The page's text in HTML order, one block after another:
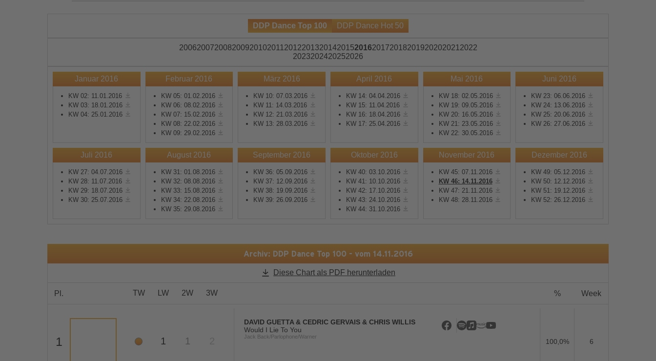
Aktivitäten sammeln.
Bitte lesen Sie die Details
durch und stimmen Sie
der Nutzung des Service
zu, um diese Inhalte
Mehr Informationen
Akzeptieren
powered byUsercentrics
Wir verwenden Spotify,
um Inhalte einzubetten.
Aktivitäten sammeln.
Bitte lesen Sie die Details
durch und stimmen Sie
der Nutzung des Service
zu, um diese Inhalte
anzuzeigen.
Mehr Informationen
Akzeptieren
powered byUsercentrics
Wir verwenden Spotify,
um Inhalte einzubetten.
Aktivitäten sammeln.
Bitte lesen Sie die Details
durch und stimmen Sie
der Nutzung des Service
zu, um diese Inhalte
anzuzeigen.
Mehr Informationen
Akzeptieren
powered byUsercentrics
Consent Management
DDP Dance Top 100 DDP Dance Hot 50
200620072008200920102011 2012201320142015201620172018201920202021 2022
2023202420252026
Januar 2016
KW 02: 11.01.2016
KW 03: 18.01.2016
KW 04: 25.01.2016
Februar 2016
KW 05: 01.02.2016
KW 06: 08.02.2016
KW 07: 15.02.2016
KW 08: 22.02.2016
KW 09: 29.02.2016
März 2016
KW 10: 07.03.2016
KW 11: 14.03.2016
KW 12: 21.03.2016
KW 13: 28.03.2016
April 2016
KW 14: 04.04.2016
KW 15: 11.04.2016
KW 16: 18.04.2016
KW 17: 25.04.2016
Mai 2016
KW 18: 02.05.2016
KW 19: 09.05.2016
KW 20: 16.05.2016
KW 21: 23.05.2016
KW 22: 30.05.2016
Juni 2016
KW 23: 06.06.2016
KW 24: 13.06.2016
KW 25: 20.06.2016
KW 26: 27.06.2016
Juli 2016
KW 27: 04.07.2016
KW 28: 11.07.2016
KW 29: 18.07.2016
KW 30: 25.07.2016
August 2016
KW 31: 01.08.2016
KW 32: 08.08.2016
KW 33: 15.08.2016
KW 34: 22.08.2016
KW 35: 29.08.2016
September 2016
KW 36: 05.09.2016
KW 37: 12.09.2016
KW 38: 19.09.2016
KW 39: 26.09.2016
Oktober 2016
KW 40: 03.10.2016
KW 41: 10.10.2016
KW 42: 17.10.2016
KW 43: 24.10.2016
KW 44: 31.10.2016
November 2016
KW 45: 07.11.2016
KW 46: 14.11.2016
KW 47: 21.11.2016
KW 48: 28.11.2016
Dezember 2016
KW 49: 05.12.2016
KW 50: 12.12.2016
KW 51: 19.12.2016
KW 52: 26.12.2016
Archiv: DDP Dance Top 100 - vom 14.11.2016
Diese Chart als PDF herunterladen
Pl. TW LW 2W 3W % Week
1 1 1
DAVID GUETTA & CEDRIC GERVAIS & CHRIS WILLIS
Would I Lie To You
Jack Back/Parlophone/Warner
100,0% 6